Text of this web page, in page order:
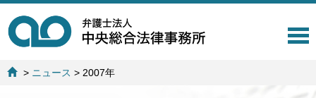
T
> ニュース > 2007年